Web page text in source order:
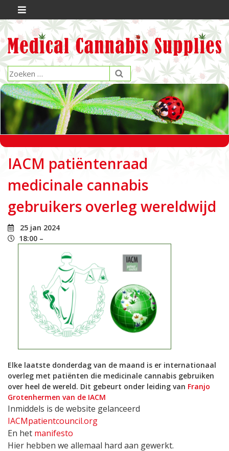
IACM patiëntenraad
medicinale cannabis
gebruikers overleg wereldwijd
25 jan 2024
18:00 –
Elke laatste donderdag van de maand is er internationaal
overleg met patiënten die medicinale cannabis gebruiken
over heel de wereld. Dit gebeurt onder leiding van Franjo
Grotenhermen van de IACM
Inmiddels is de website gelanceerd
IACMpatientcouncil.org
En het manifesto
Hier hebben we allemaal hard aan gewerkt.